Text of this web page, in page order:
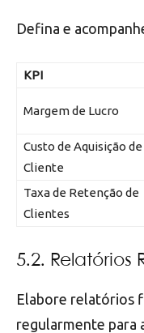
Defina e
KPI
Margem de Lucro
Custo de Aquisição de
Cliente
Taxa de Retenção de
Clientes
5.2. Relatórios
Elabore relatórios
regularmente para